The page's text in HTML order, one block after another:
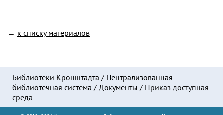
← к списку материалов
Библиотеки Кронштадта / Централизованная
библиотечная система / Документы / Приказ доступная
среда